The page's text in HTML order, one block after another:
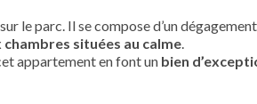
le parc. Il se compose d’un
chambres situées au calme.
appartement en font un bien